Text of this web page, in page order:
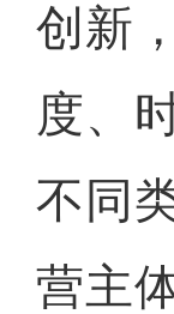
创新
度、
不同
营主